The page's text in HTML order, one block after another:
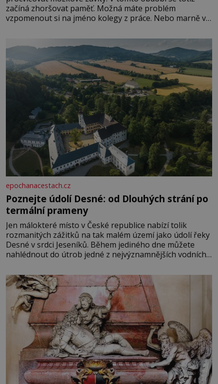
začíná zhoršovat paměť. Možná máte problém
vzpomenout si na jméno kolegy z práce. Nebo marně v
Je to opravdu tak, s věkem jako kdyby se paměť
rozhodla stávkovat. Cvičte
epochanacestach.cz
Poznejte údolí Desné: od Dlouhých strání po
termální prameny
Jen málokteré místo v České republice nabízí tolik
rozmanitých zážitků na tak malém území jako údolí řeky
Desné v srdci Jeseníků. Během jediného dne můžete
nahlédnout do útrob jedné z nejvýznamnějších vodních
se na koloběžce a den zakončit poznáváním památek ve
Velkých Losinách nebo v termálním